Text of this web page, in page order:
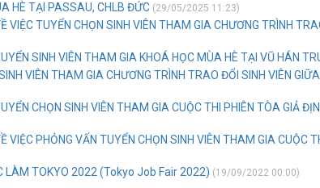
HÈ TẠI PASSAU, CHLB ĐỨC (29/05/2025 11:23)
VIỆC TUYỂN CHỌN SINH VIÊN THAM GIA CHƯƠNG TRÌNH
SINH VIÊN THAM GIA KHOÁ HỌC MÙA HÈ TẠI VŨ HÁN
VIÊN THAM GIA CHƯƠNG TRÌNH TRAO ĐỔI SINH VIÊN
CHỌN SINH VIÊN THAM GIA CUỘC THI PHIÊN TÒA GIẢ
VIỆC PHỎNG VẤN TUYỂN CHỌN SINH VIÊN THAM GIA CUỘC
LÀM TOKYO 2022 (Tokyo Job Fair 2022) (19/09/2022 00:00)